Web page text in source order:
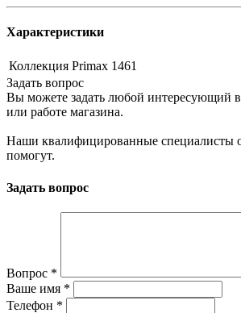
Характеристики
Коллекция Primax 1461
Задать вопрос
Вы можете задать любой интересующий
или работе магазина.
Наши квалифицированные специалисты
помогут.
Задать вопрос
Вопрос *
Ваше имя *
Телефон *